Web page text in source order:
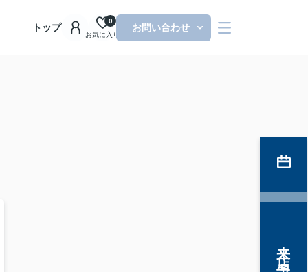
トップ
お気に入り
0
お問い合わせ
来店予約